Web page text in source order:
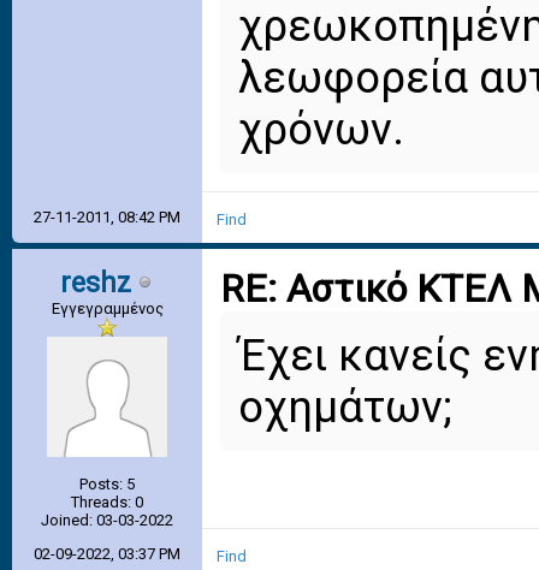
λεωφορεία
χρόνων.
27-11-2011, 08:42 PM Find
reshz
Εγγεγραμμένος
Posts: 5
Threads: 0
Joined: 03-03-2022
RE: Αστικό ΚΤΕΛ
Έχει κανείς
οχημάτων;
02-09-2022, 03:37 PM Find